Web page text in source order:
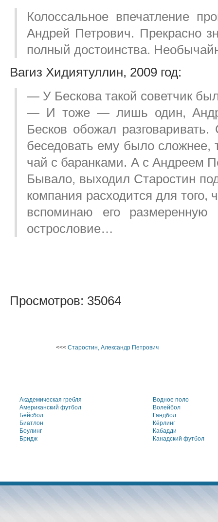
Колоссальное впечатление
Андрей Петрович. Прекрасно
полный достоинства.
Вагиз Хидиятуллин, 2009 год:
— У Бескова такой советчик
— И тоже — лишь один,
Бесков обожал
беседовать ему было сложнее,
чай с баранками. А с Андреем
Бывало, выходил Старостин
компания расходится для того,
вспоминаю его
острословие…
Просмотров: 35064
<<< Старостин, Александр Петрович
Академическая гребля
Американский футбол
Бейсбол
Биатлон
Боулинг
Бридж
Водное поло
Волейбол
Гандбол
Кёрлинг
Кабадди
Канадский футбол